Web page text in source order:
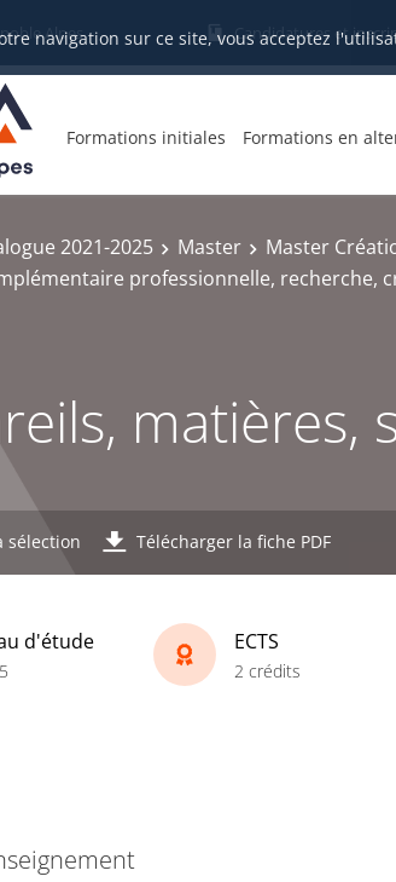
navigation sur ce site, vous acceptez
Alpes Candidatures et
Formations initiales Formations en
2021-2025 Master Master
professionnelle, recherche,
matières,
sélection Télécharger la fiche PDF
d'étude ECTS
2 crédits